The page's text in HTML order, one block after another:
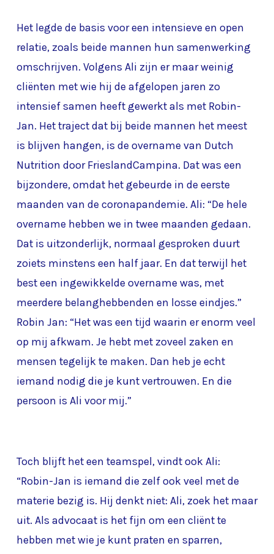
Het legde de basis voor een intensieve en open
relatie, zoals beide mannen hun samenwerking
omschrijven. Volgens Ali zijn er maar weinig
cliënten met wie hij de afgelopen jaren zo
intensief samen heeft gewerkt als met Robin-
Jan. Het traject dat bij beide mannen het meest
is blijven hangen, is de overname van Dutch
Nutrition door FrieslandCampina. Dat was een
bijzondere, omdat het gebeurde in de eerste
maanden van de coronapandemie. Ali: “De hele
overname hebben we in twee maanden gedaan.
Dat is uitzonderlijk, normaal gesproken duurt
zoiets minstens een half jaar. En dat terwijl het
best een ingewikkelde overname was, met
meerdere belanghebbenden en losse eindjes.”
Robin Jan: “Het was een tijd waarin er enorm veel
op mij afkwam. Je hebt met zoveel zaken en
mensen tegelijk te maken. Dan heb je echt
iemand nodig die je kunt vertrouwen. En die
persoon is Ali voor mij.”
Toch blijft het een teamspel, vindt ook Ali:
“Robin-Jan is iemand die zelf ook veel met de
materie bezig is. Hij denkt niet: Ali, zoek het maar
uit. Als advocaat is het fijn om een cliënt te
hebben met wie je kunt praten en sparren,